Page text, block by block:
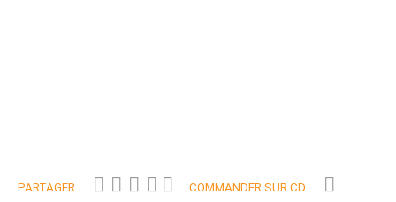
PARTAGER COMMANDER SUR CD